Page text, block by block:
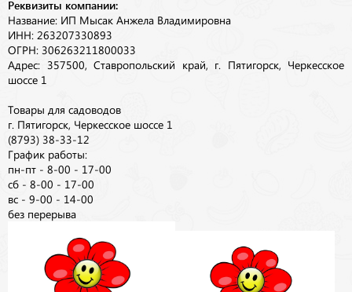
Реквизиты компании:
Название: ИП Мысак Анжела Владимировна
ИНН: 263207330893
ОГРН: 306263211800033
Адрес: 357500, Ставропольский край, г. Пятигорск, Черкесское
шоссе 1
Товары для садоводов
г. Пятигорск, Черкесское шоссе 1
(8793) 38-33-12
График работы:
пн-пт - 8-00 - 17-00
сб - 8-00 - 17-00
вс - 9-00 - 14-00
без перерыва